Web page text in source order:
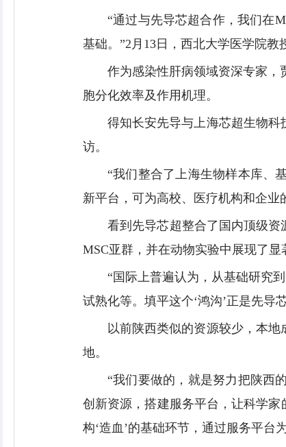
“通过与先导芯超合作，我们在
基础。”2月13日，西北大学医学院教
作为感染性肝病领域资深专家
胞分化效率及作用机理。
得知长安先导与上海芯超生物
访。
“我们整合了上海生物样本库、
新平台，可为高校、医疗机构和企业
看到先导芯超整合了国内顶级
MSC亚群，并在动物实验中展现了显
“国际上普遍认为，从基础研究
试熟化等。填平这个‘鸿沟’正是先导
以前陕西类似的资源较少，本
地。
“我们要做的，就是努力把陕西
创新资源，搭建服务平台，让科学
构‘造血’的基础环节，通过服务平台